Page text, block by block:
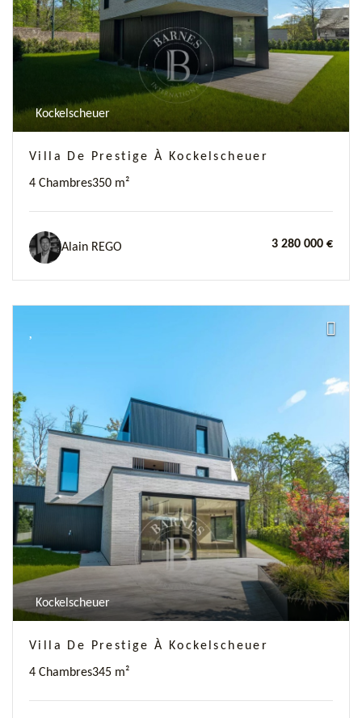
Kockelscheuer
Villa De Prestige À Kockelscheuer
4 Chambres350 m²
Alain REGO 3 280 000 €
Previous Next
Kockelscheuer
Villa De Prestige À Kockelscheuer
4 Chambres345 m²